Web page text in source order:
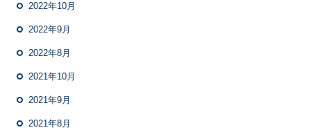
2022年10月
2022年9月
2022年8月
2021年10月
2021年9月
2021年8月